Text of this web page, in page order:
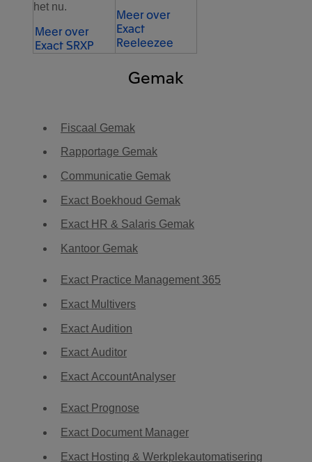
het nu.
Meer over
Exact SRXP
Meer over
Exact
Reeleezee
Gemak
Fiscaal Gemak
Rapportage Gemak
Communicatie Gemak
Exact Boekhoud Gemak
Exact HR & Salaris Gemak
Kantoor Gemak
Exact Practice Management 365
Exact Multivers
Exact Audition
Exact Auditor
Exact AccountAnalyser
Exact Prognose
Exact Document Manager
Exact Hosting & Werkplekautomatisering